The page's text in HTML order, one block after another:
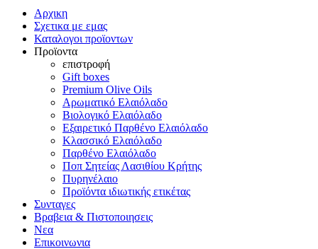
Αρχικη
Σχετικα με εμας
Καταλογοι προϊοντων
Προϊοντα
επιστροφή
Gift boxes
Premium Olive Oils
Αρωματικό Ελαιόλαδο
Βιολογικό Ελαιόλαδο
Εξαιρετικό Παρθένο Ελαιόλαδο
Κλασσικό Ελαιόλαδο
Παρθένο Ελαιόλαδο
Ποπ Σητείας Λασιθίου Κρήτης
Πυρηνέλαιο
Προϊόντα ιδιωτικής ετικέτας
Συνταγες
Βραβεια & Πιστοποιησεις
Νεα
Επικοινωνια